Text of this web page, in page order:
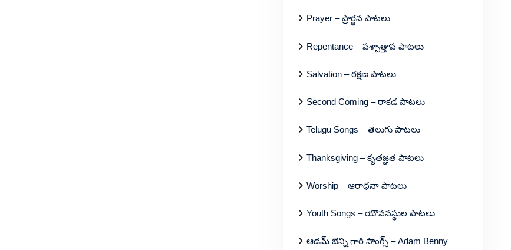
Prayer – ప్రార్థన పాటలు
Repentance – పశ్చాత్తాప పాటలు
Salvation – రక్షణ పాటలు
Second Coming – రాకడ పాటలు
Telugu Songs – తెలుగు పాటలు
Thanksgiving – కృతజ్ఞత పాటలు
Worship – ఆరాధనా పాటలు
Youth Songs – యౌవనస్థుల పాటలు
ఆడమ్ బెన్ని గారి సాంగ్స్ – Adam Benny